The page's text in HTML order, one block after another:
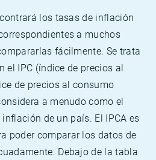
los tasas de inflación
a muchos
fácilmente. Se trata
el IPC (índice de precios al
de precios al consumo
a menudo como el
de un país. El IPCA es
poder comparar los datos de
Debajo de la tabla